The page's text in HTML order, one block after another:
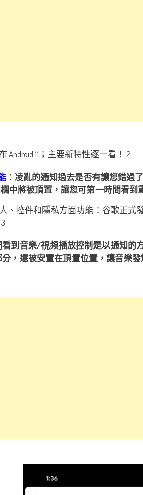
： 凌亂的通知過去是否有讓您錯過
中將被頂置，讓您可第一時間看到
到音樂/視頻播放控制是以通知的
，還被安置在頂置位置，讓音樂